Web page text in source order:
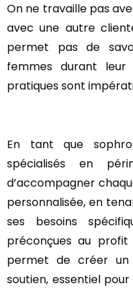
On ne travaille pas
avec une autre
permet pas de
femmes durant leur
pratiques sont
En tant que
spécialisés en
d’accompagner
personnalisée, en
ses besoins
préconçues au profit
permet de créer
soutien, essentiel